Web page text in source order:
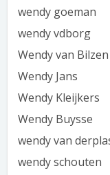
wendy goeman
wendy vdborg
Wendy van Bilzen
Wendy Jans
Wendy Kleijkers
Wendy Buysse
wendy van
wendy schouten